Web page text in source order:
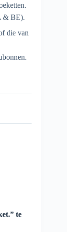
& BE).
die van
te